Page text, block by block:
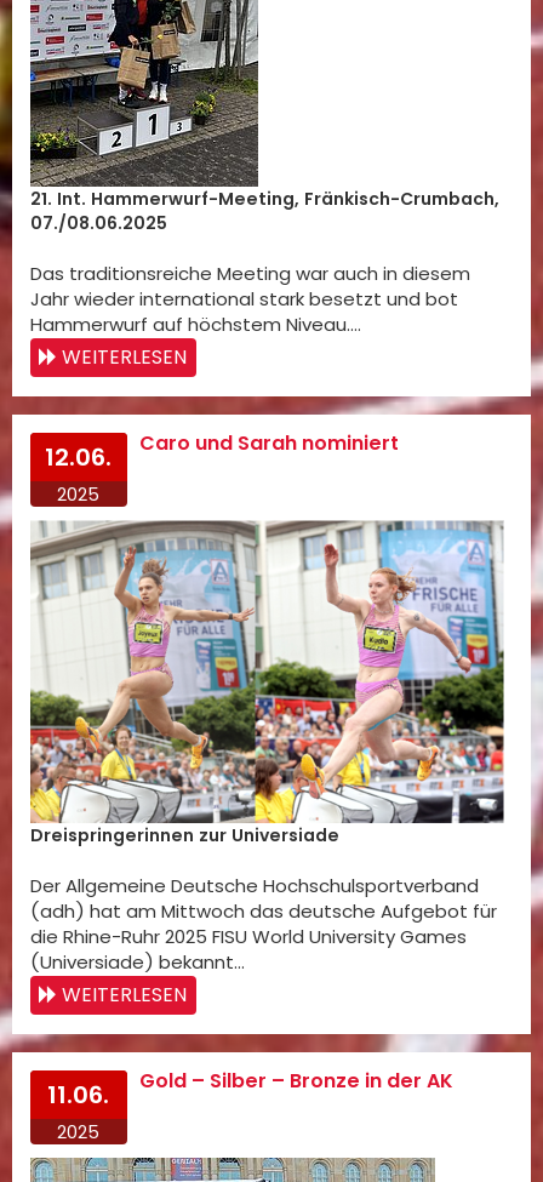
21. Int. Hammerwurf-Meeting, Fränkisch-Crumbach,
07./08.06.2025
Das traditionsreiche Meeting war auch in diesem
Jahr wieder international stark besetzt und bot
Hammerwurf auf höchstem Niveau.…
WEITERLESEN
12.06.
2025
Caro und Sarah nominiert
Dreispringerinnen zur Universiade
Der Allgemeine Deutsche Hochschulsportverband
(adh) hat am Mittwoch das deutsche Aufgebot für
die Rhine-Ruhr 2025 FISU World University Games
(Universiade) bekannt…
WEITERLESEN
11.06.
2025
Gold – Silber – Bronze in der AK